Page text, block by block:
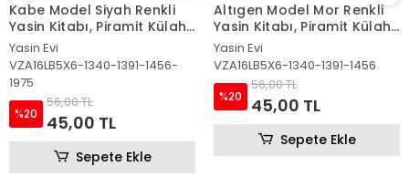
Altıgen Model Mor Renkli
Yasin Kitabı, Piramit Külah,
Mevlüt Şekeri, Ayet-el Kürsi
Magnet, Karton Çanta ve
Tesbih
Yasin Evi
VZA16LB5X6-1340-1391-1456
45,00 TL
Sepete Ekle
Altıgen Model Pembe
Renkli Yasin Kitabı, Piramit
Külah, Mevlüt Şekeri, Ayet-
el Kürsi Magnet, Karton
Çanta ve Tesbih
Yasin Evi
VZA16LB5X6-1340-1391
%20
56,00 TL
45,00 TL
Sepete Ekle